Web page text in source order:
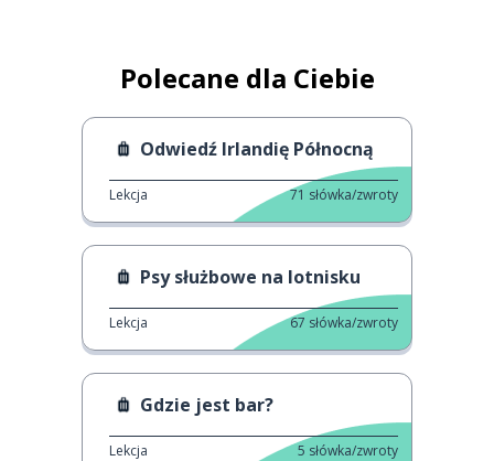
Polecane dla Ciebie
Odwiedź Irlandię Północną
Lekcja 71 słówka/zwroty
Psy służbowe na lotnisku
Lekcja 67 słówka/zwroty
Gdzie jest bar?
Lekcja 5 słówka/zwroty